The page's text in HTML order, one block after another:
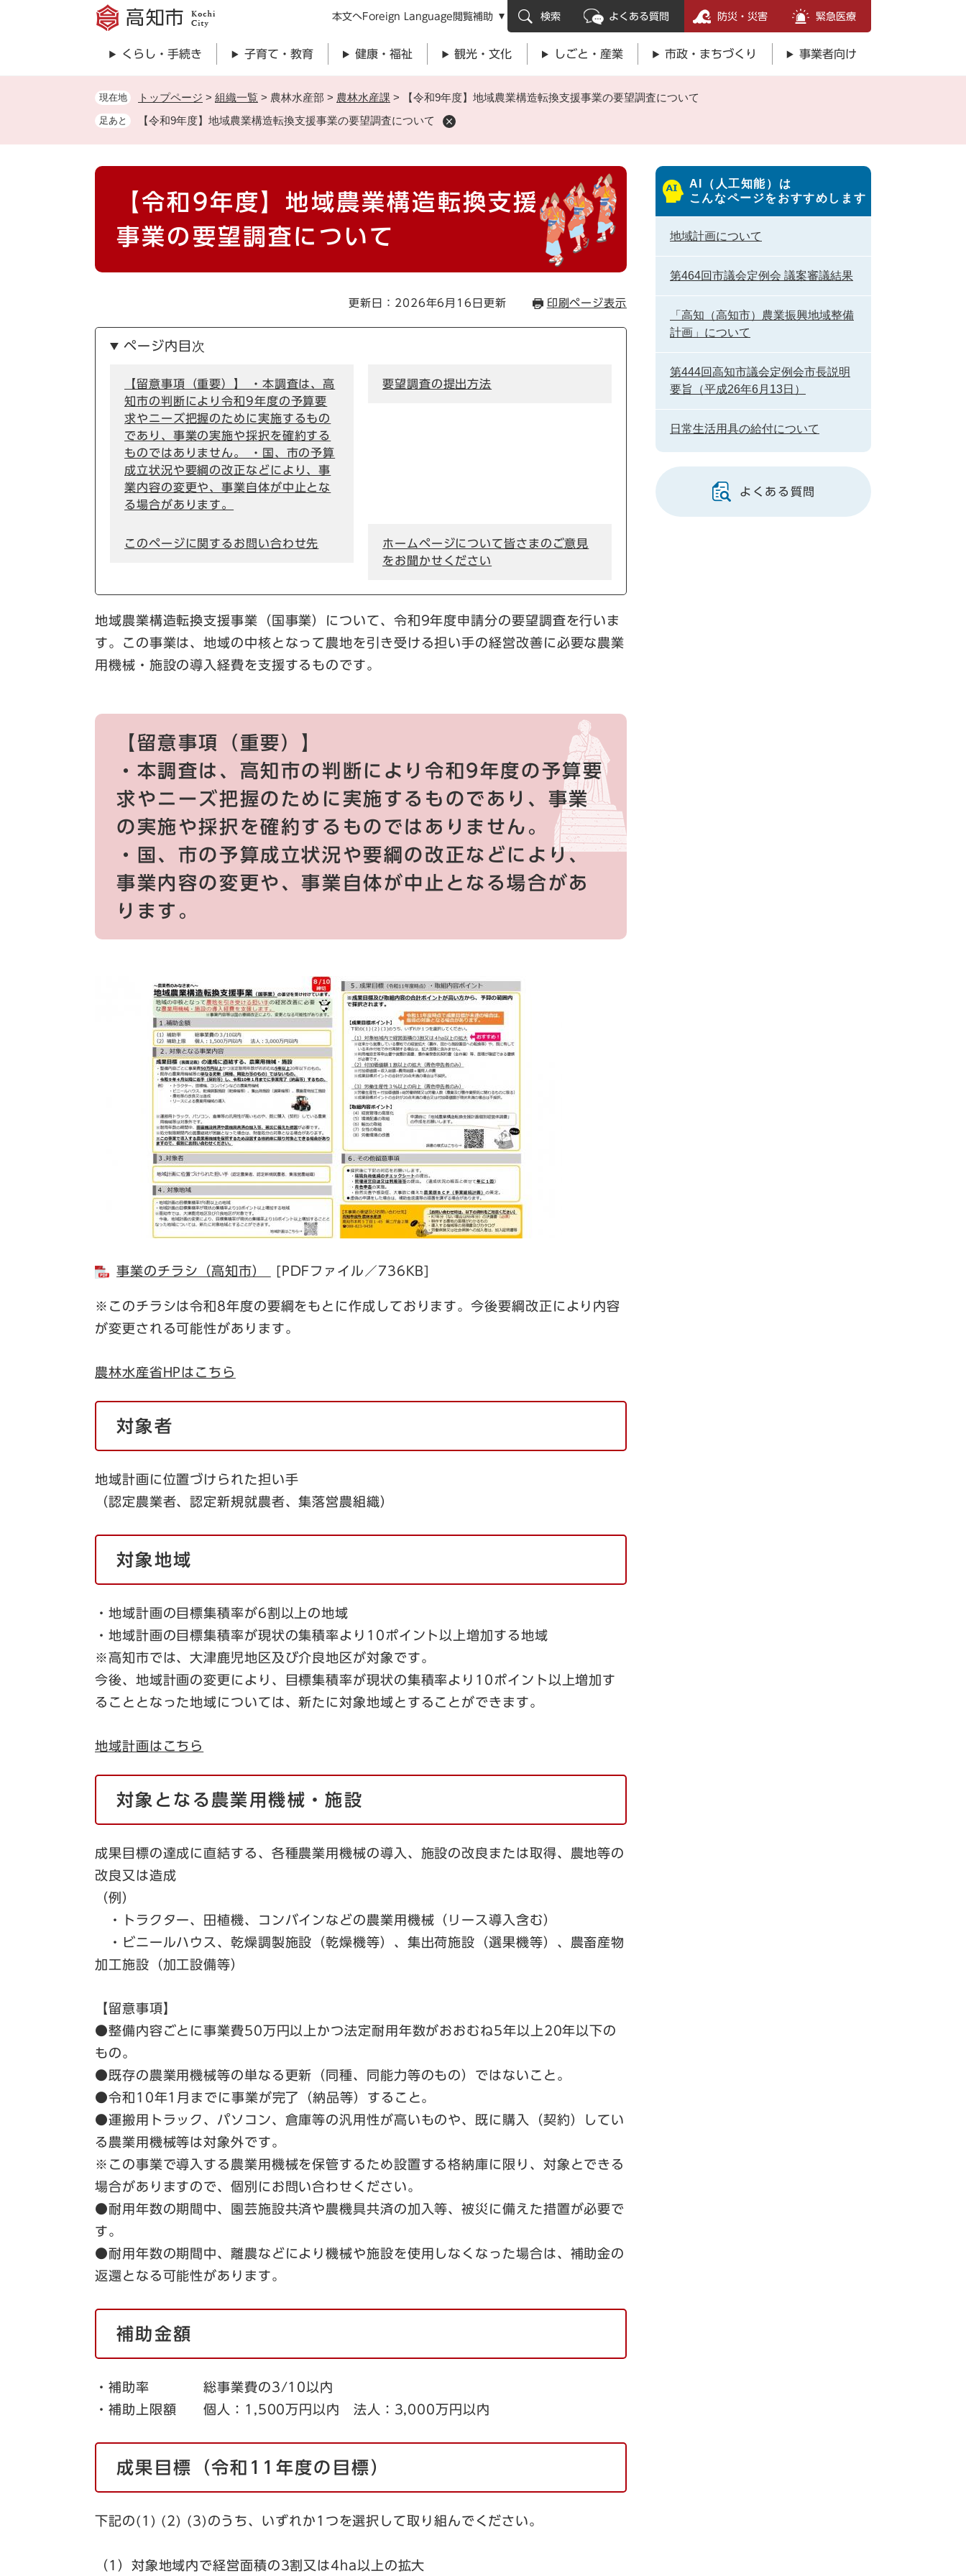
先
。
メニューを飛ばして本文へ
本文へForeign Language 閲覧補助 検索 よくある質問 防災・災害 緊急医療
くらし・手続き 子育て・教育 健康・福祉 観光・文化 しごと・産業 市政・まちづくり 事業者向け
現在地 トップページ > 組織一覧 > 農林水産部 > 農林水産課 > 【令和9年度】地域農業構造転換支援事業の要望調査について
足あと 【令和9年度】地域農業構造転換支援事業の要望調査について
本
【令和9年度】地域農業構造転換支援
事業の要望調査について
更新日：2026年6月16日更新 印刷ページ表示
ページ内目次
【留意事項（重要）】 ・本調査は、高
知市の判断により令和9年度の予算要
求やニーズ把握のために実施するもの
であり、事業の実施や採択を確約する
ものではありません。 ・国、市の予算
成立状況や要綱の改正などにより、事
業内容の変更や、事業自体が中止とな
る場合があります。
要望調査の提出方法
このページに関するお問い合わせ先
ホームページについて皆さまのご意見
をお聞かせください
地域農業構造転換支援事業（国事業）について、令和9年度申請分の要望調査を行いま
す。この事業は、地域の中核となって農地を引き受ける担い手の経営改善に必要な農業
用機械・施設の導入経費を支援するものです。
【留意事項（重要）】
・本調査は、高知市の判断により令和9年度の予算要
求やニーズ把握のために実施するものであり、事業
の実施や採択を確約するものではありません。
・国、市の予算成立状況や要綱の改正などにより、
事業内容の変更や、事業自体が中止となる場合があ
ります。
事業のチラシ（高知市） [PDFファイル／736KB]
※このチラシは令和8年度の要綱をもとに作成しております。今後要綱改正により内容
が変更される可能性があります。
農林水産省HPはこちら
対象者
地域計画に位置づけられた担い手
（認定農業者、認定新規就農者、集落営農組織）
対象地域
・地域計画の目標集積率が6割以上の地域
・地域計画の目標集積率が現状の集積率より10ポイント以上増加する地域
※高知市では、大津鹿児地区及び介良地区が対象です。
今後、地域計画の変更により、目標集積率が現状の集積率より10ポイント以上増加す
ることとなった地域については、新たに対象地域とすることができます。
地域計画はこちら
対象となる農業用機械・施設
成果目標の達成に直結する、各種農業用機械の導入、施設の改良または取得、農地等の
改良又は造成
（例）
・トラクター、田植機、コンバインなどの農業用機械（リース導入含む）
・ビニールハウス、乾燥調製施設（乾燥機等）、集出荷施設（選果機等）、農畜産物
加工施設（加工設備等）
【留意事項】
●整備内容ごとに事業費50万円以上かつ法定耐用年数がおおむね5年以上20年以下の
もの。
●既存の農業用機械等の単なる更新（同種、同能力等のもの）ではないこと。
●令和10年1月までに事業が完了（納品等）すること。
●運搬用トラック、パソコン、倉庫等の汎用性が高いものや、既に購入（契約）してい
る農業用機械等は対象外です。
※この事業で導入する農業用機械を保管するため設置する格納庫に限り、対象とできる
場合がありますので、個別にお問い合わせください。
●耐用年数の期間中、園芸施設共済や農機具共済の加入等、被災に備えた措置が必要で
す。
●耐用年数の期間中、離農などにより機械や施設を使用しなくなった場合は、補助金の
返還となる可能性があります。
補助金額
・補助率 総事業費の3/10以内
・補助上限額 個人：1,500万円以内 法人：3,000万円以内
成果目標（令和11年度の目標）
下記の(1) (2) (3)のうち、いずれか1つを選択して取り組んでください。
（1）対象地域内で経営面積の3割又は4ha以上の拡大
AI（人工知能）は
こんなページをおすすめします
地域計画について
第464回市議会定例会 議案審議結果
「高知（高知市）農業振興地域整備
計画」について
第444回高知市議会定例会市長説明
要旨（平成26年6月13日）
日常生活用具の給付について
よくある質問